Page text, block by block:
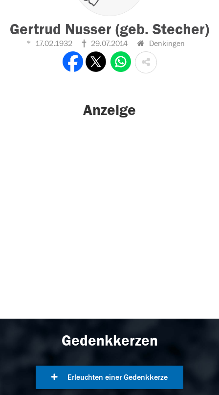
Gertrud Nusser (geb. Stecher)
17.02.1932 29.07.2014 Denkingen
Anzeige
Gedenkkerzen
Erleuchten einer Gedenkkerze